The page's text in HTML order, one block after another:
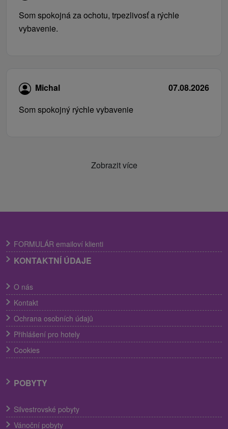
Som spokojná za ochotu, trpezlivosť a rýchle
vybavenie.
Michal
07.08.2026
Som spokojný rýchle vybavenie
Zobrazit více
FORMULÁR emailoví klienti
KONTAKTNÍ ÚDAJE
O nás
Kontakt
Ochrana osobních údajů
Přihlášení pro hotely
Cookies
POBYTY
Silvestrovské pobyty
Vánoční pobyty